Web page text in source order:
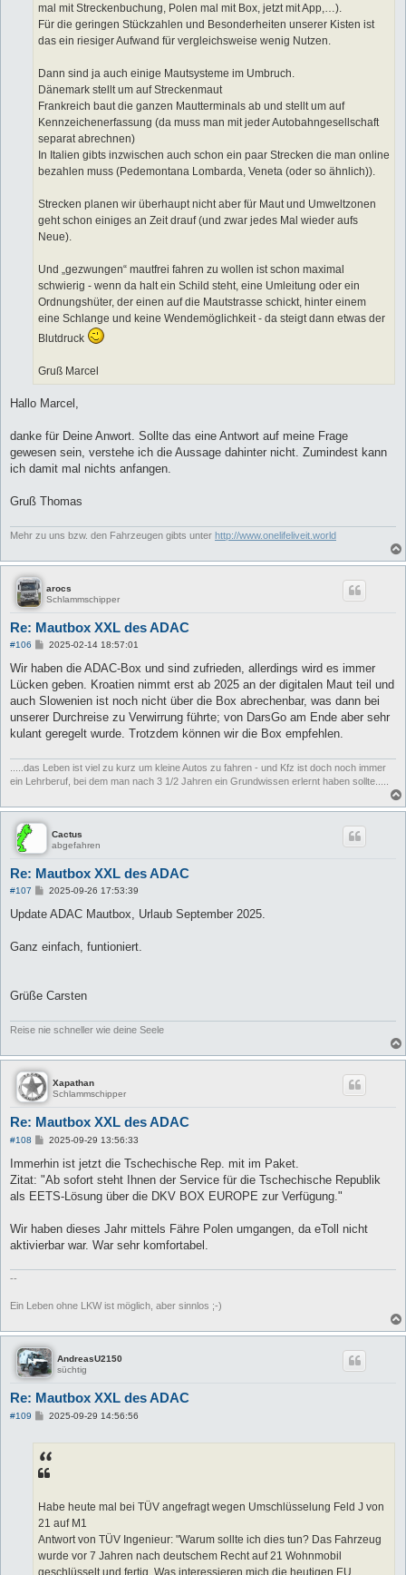
mal mit Streckenbuchung, Polen mal mit Box, jetzt mit App,…).
Für die geringen Stückzahlen und Besonderheiten unserer Kisten ist
das ein riesiger Aufwand für vergleichsweise wenig Nutzen.
Dann sind ja auch einige Mautsysteme im Umbruch.
Dänemark stellt um auf Streckenmaut
Frankreich baut die ganzen Mautterminals ab und stellt um auf
Kennzeichenerfassung (da muss man mit jeder Autobahngesellschaft
separat abrechnen)
In Italien gibts inzwischen auch schon ein paar Strecken die man online
bezahlen muss (Pedemontana Lombarda, Veneta (oder so ähnlich)).
Strecken planen wir überhaupt nicht aber für Maut und Umweltzonen
geht schon einiges an Zeit drauf (und zwar jedes Mal wieder aufs
Neue).
Und „gezwungen“ mautfrei fahren zu wollen ist schon maximal
schwierig - wenn da halt ein Schild steht, eine Umleitung oder ein
Ordnungshüter, der einen auf die Mautstrasse schickt, hinter einem
eine Schlange und keine Wendemöglichkeit - da steigt dann etwas der
Blutdruck
Gruß Marcel
Hallo Marcel,
danke für Deine Anwort. Sollte das eine Antwort auf meine Frage
gewesen sein, verstehe ich die Aussage dahinter nicht. Zumindest kann
ich damit mal nichts anfangen.
Gruß Thomas
Mehr zu uns bzw. den Fahrzeugen gibts unter http://www.onelifeliveit.world
arocs
Schlammschipper
Re: Mautbox XXL des ADAC
#106
B
i
r
a
2025-02-14 18:57:01
Wir haben die ADAC-Box und sind zufrieden, allerdings wird es immer
Lücken geben. Kroatien nimmt erst ab 2025 an der digitalen Maut teil und
auch Slowenien ist noch nicht über die Box abrechenbar, was dann bei
unserer Durchreise zu Verwirrung führte; von DarsGo am Ende aber sehr
kulant geregelt wurde. Trotzdem können wir die Box empfehlen.
.....das Leben ist viel zu kurz um kleine Autos zu fahren - und Kfz ist doch noch immer
ein Lehrberuf, bei dem man nach 3 1/2 Jahren ein Grundwissen erlernt haben sollte.....
Cactus
abgefahren
Re: Mautbox XXL des ADAC
#107
B
i
a
2025-09-26 17:53:39
Update ADAC Mautbox, Urlaub September 2025.
Ganz einfach, funtioniert.
Grüße Carsten
Reise nie schneller wie deine Seele
Xapathan
Schlammschipper
Re: Mautbox XXL des ADAC
#108
B
i
r
a
2025-09-29 13:56:33
Immerhin ist jetzt die Tschechische Rep. mit im Paket.
Zitat: "Ab sofort steht Ihnen der Service für die Tschechische Republik
als EETS-Lösung über die DKV BOX EUROPE zur Verfügung."
Wir haben dieses Jahr mittels Fähre Polen umgangen, da eToll nicht
aktivierbar war. War sehr komfortabel.
--
Ein Leben ohne LKW ist möglich, aber sinnlos ;-)
AndreasU2150
süchtig
Re: Mautbox XXL des ADAC
#109
B
r
a
g
2025-09-29 14:56:56
Habe heute mal bei TÜV angefragt wegen Umschlüsselung Feld J von
21 auf M1
Antwort von TÜV Ingenieur: "Warum sollte ich dies tun? Das Fahrzeug
wurde vor 7 Jahren nach deutschem Recht auf 21 Wohnmobil
geschlüsselt und fertig. Was interessieren mich die heutigen EU